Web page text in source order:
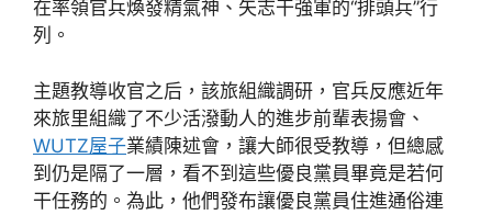
在率領官兵煥發精氣神、矢志干強軍的“排頭兵”行
列。
主題教導收官之后，該旅組織調研，官兵反應近年
來旅里組織了不少活潑動人的進步前輩表揚會、
WUTZ屋子業績陳述會，讓大師很受教導，但總感
到仍是隔了一層，看不到這些優良黨員畢竟是若何
干任務的。為此，他們發布讓優良黨員住進通俗連